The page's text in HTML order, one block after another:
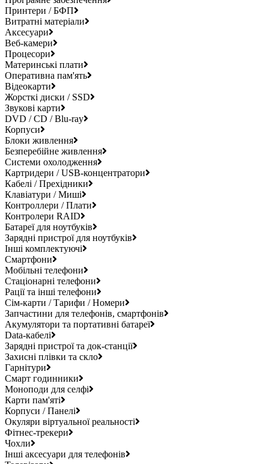
Принтери / БФП
Витратні матеріали
Аксесуари
Веб-камери
Процесори
Материнські плати
Оперативна пам'ять
Відеокарти
Жорсткі диски / SSD
Звукові карти
DVD / CD / Blu-ray
Корпуси
Блоки живлення
Безперебійне живлення
Системи охолодження
Картридери / USB-концентратори
Кабелі / Прехідники
Клавіатури / Миші
Контроллери / Плати
Контролери RAID
Батареї для ноутбуків
Зарядні пристрої для ноутбуків
Інші комплектуючі
Смартфони
Мобільні телефони
Стаціонарні телефони
Рації та інші телефони
Сім-карти / Тарифи / Номери
Запчастини для телефонів, смартфонів
Акумулятори та портативні батареї
Data-кабелі
Зарядні пристрої та док-станції
Захисні плівки та скло
Гарнітури
Смарт годинники
Моноподи для селфі
Карти пам'яті
Корпуси / Панелі
Окуляри віртуальної реальності
Фітнес-трекери
Чохли
Інші аксесуари для телефонів